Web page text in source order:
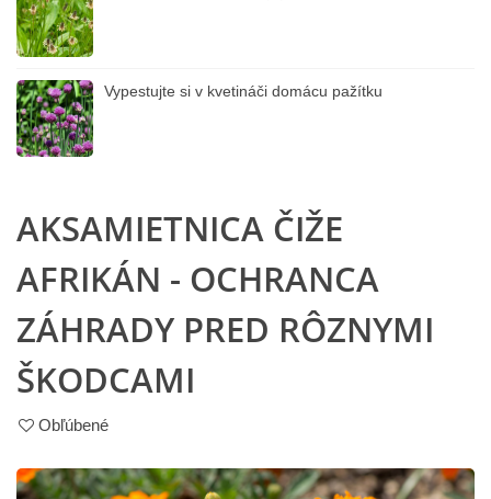
Vypestujte si v kvetináči domácu pažítku
AKSAMIETNICA ČIŽE
AFRIKÁN - OCHRANCA
ZÁHRADY PRED RÔZNYMI
ŠKODCAMI
Obľúbené